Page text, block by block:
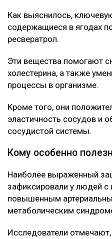
Как выяснилось,
содержащиеся в ягодах
ресвератрол.
Эти вещества помогают
холестерина, а также
процессы в организме.
Кроме того, они
эластичность сосудов и
сосудистой системы.
Кому особенно
Наиболее выраженный
зафиксировали у людей
повышенным
метаболическим
Исследователи